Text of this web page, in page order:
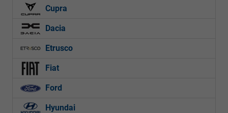
Cupra
Dacia
Etrusco
Fiat
Ford
Hyundai